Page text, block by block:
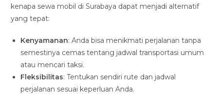
kenapa sewa mobil di Surabaya dapat menjadi alternatif
yang tepat:
Kenyamanan: Anda bisa menikmati perjalanan tanpa
semestinya cemas tentang jadwal transportasi umum
atau mencari taksi.
Fleksibilitas: Tentukan sendiri rute dan jadwal
perjalanan sesuai keperluan Anda.